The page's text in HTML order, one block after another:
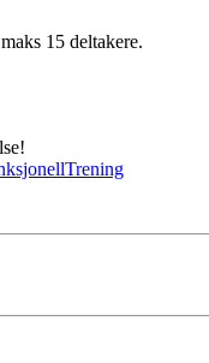
15 deltakere.